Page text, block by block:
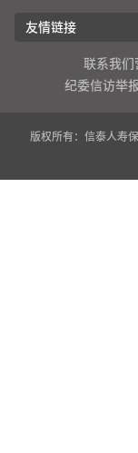
友情链接
联系我们
纪委信访举
版权所有：信泰人寿